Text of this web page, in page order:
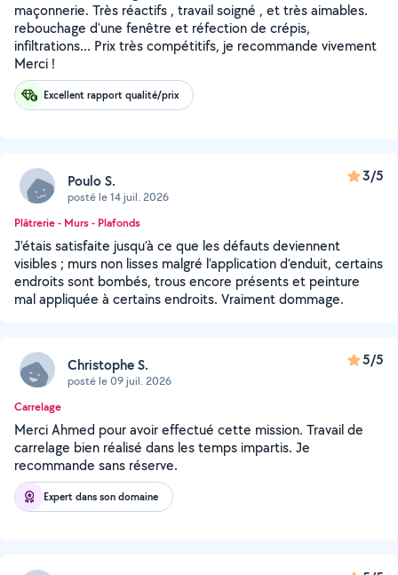
maçonnerie. Très réactifs , travail soigné , et très aimables.
rebouchage d'une fenêtre et réfection de crépis,
infiltrations... Prix très compétitifs, je recommande vivement
Merci !
Excellent rapport qualité/prix
Poulo S.
posté le 14 juil. 2026
3/5
Plâtrerie - Murs - Plafonds
J’étais satisfaite jusqu’à ce que les défauts deviennent
visibles ; murs non lisses malgré l’application d’enduit, certains
endroits sont bombés, trous encore présents et peinture
mal appliquée à certains endroits. Vraiment dommage.
Christophe S.
posté le 09 juil. 2026
5/5
Carrelage
Merci Ahmed pour avoir effectué cette mission. Travail de
carrelage bien réalisé dans les temps impartis. Je
recommande sans réserve.
Expert dans son domaine